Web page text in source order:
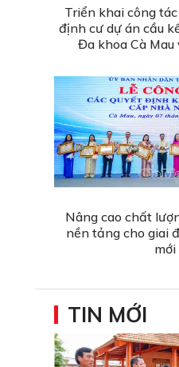
Triển khai công
định cư dự án cầu
Đa khoa Cà Mau
Nâng cao chất
nền tảng cho giai
mới
TIN MỚI